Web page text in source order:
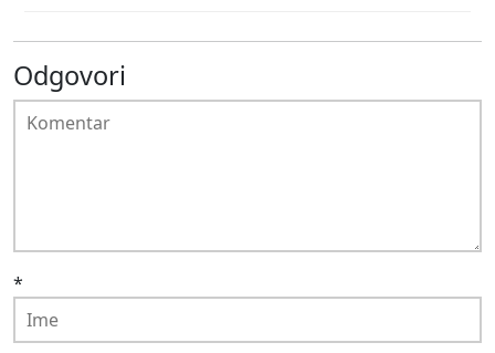
Odgovori
*